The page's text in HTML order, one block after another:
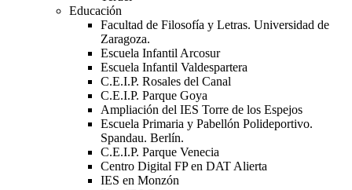
Educación
Facultad de Filosofía y Letras. Universidad de
Zaragoza.
Escuela Infantil Arcosur
Escuela Infantil Valdespartera
C.E.I.P. Rosales del Canal
C.E.I.P. Parque Goya
Ampliación del IES Torre de los Espejos
Escuela Primaria y Pabellón Polideportivo.
Spandau. Berlín.
C.E.I.P. Parque Venecia
Centro Digital FP en DAT Alierta
IES en Monzón